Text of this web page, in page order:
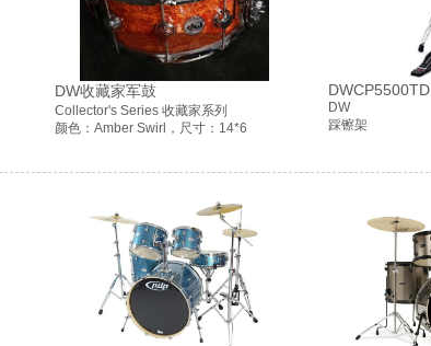
DW收藏家军鼓
Collector's Series 收藏家系列
颜色：Amber Swirl，尺寸：14*6
DWCP5500TD
DW
踩镲架